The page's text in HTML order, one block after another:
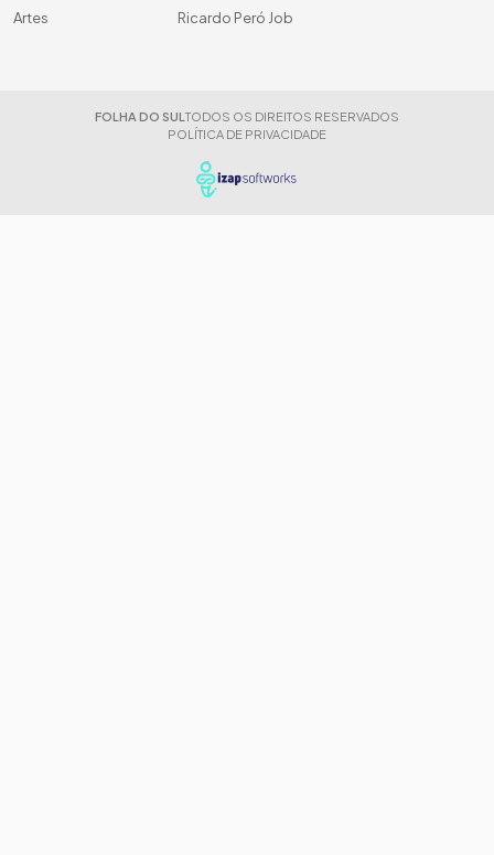
Artes
Ricardo Peró Job
FOLHA DO SUL TODOS OS DIREITOS RESERVADOS
POLÍTICA DE PRIVACIDADE